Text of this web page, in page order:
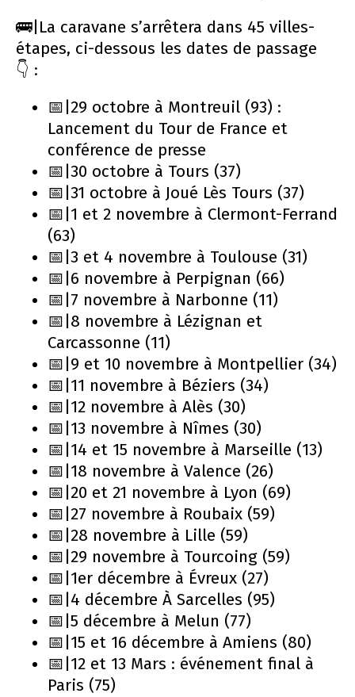
🚌|La caravane s’arrêtera dans 45 villes-
étapes, ci-dessous les dates de passage
👇 :
📅|29 octobre à Montreuil (93) :
Lancement du Tour de France et
conférence de presse
📅|30 octobre à Tours (37)
📅|31 octobre à Joué Lès Tours (37)
📅|1 et 2 novembre à Clermont-Ferrand
(63)
📅|3 et 4 novembre à Toulouse (31)
📅|6 novembre à Perpignan (66)
📅|7 novembre à Narbonne (11)
📅|8 novembre à Lézignan et
Carcassonne (11)
📅|9 et 10 novembre à Montpellier (34)
📅|11 novembre à Béziers (34)
📅|12 novembre à Alès (30)
📅|13 novembre à Nîmes (30)
📅|14 et 15 novembre à Marseille (13)
📅|18 novembre à Valence (26)
📅|20 et 21 novembre à Lyon (69)
📅|27 novembre à Roubaix (59)
📅|28 novembre à Lille (59)
📅|29 novembre à Tourcoing (59)
📅|1er décembre à Évreux (27)
📅|4 décembre À Sarcelles (95)
📅|5 décembre à Melun (77)
📅|15 et 16 décembre à Amiens (80)
📅|12 et 13 Mars : événement final à
Paris (75)